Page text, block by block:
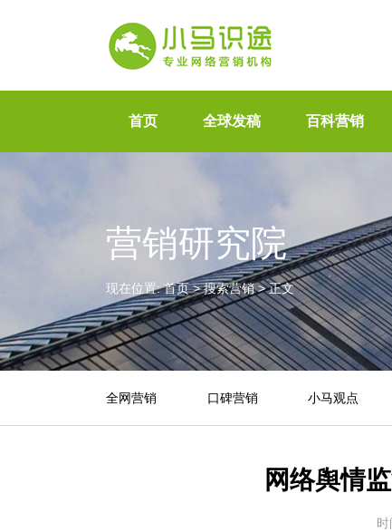
首页 全球发稿 百科营销
营销研究院
现在位置:首页>搜索营销>正文
全网营销 口碑营销 小马观点
网络舆情